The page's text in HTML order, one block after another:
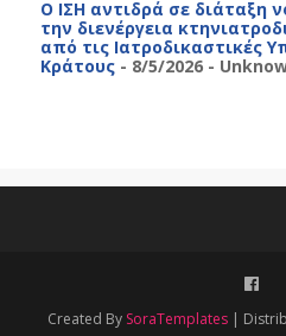
Ο ΙΣΗ αντιδρά σε διάταξη
την διενέργεια
από τις Ιατροδικαστικές
Κράτους- 8/5/2026-
Created By SoraTemplates|